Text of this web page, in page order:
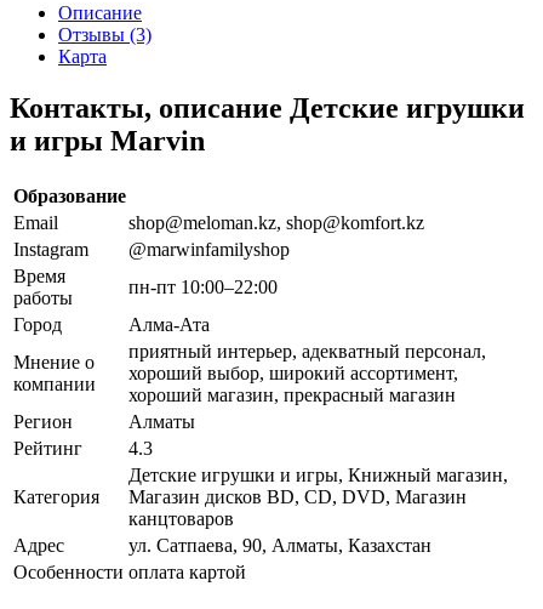
Описание
Отзывы (3)
Карта
Контакты, описание Детские игрушки
и игры Marvin
Образование
Email
shop@meloman.kz, shop@komfort.kz
Instagram
@marwinfamilyshop
Время
работы
пн-пт 10:00–22:00
Город
Алма-Ата
Мнение о
компании
приятный интерьер, адекватный персонал,
хороший выбор, широкий ассортимент,
хороший магазин, прекрасный магазин
Регион
Алматы
Рейтинг
4.3
Категория
Детские игрушки и игры, Книжный магазин,
Магазин дисков BD, CD, DVD, Магазин
канцтоваров
Адрес
ул. Сатпаева, 90, Алматы, Казахстан
Особенности оплата картой